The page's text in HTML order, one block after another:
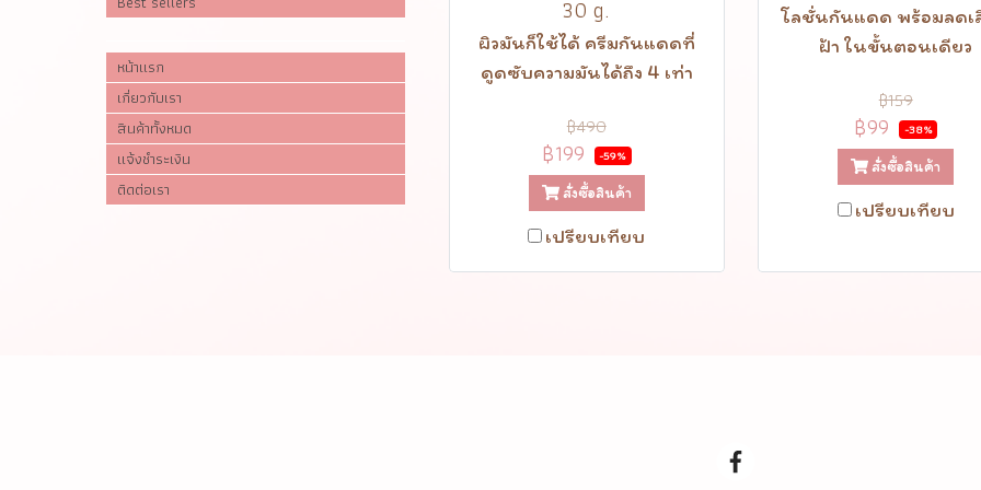
30 g.
ผิวมันก็ใช้ได้ ครีมกันแดดที่
ดูดซับความมันได้ถึง 4 เท่า
฿490
฿199 -59%
สั่งซื้อสินค้า
เปรียบเทียบ
โลชั่นกันแดด พร้อมลดเ
ฝ้า ในขั้นตอนเดียว
฿159
฿99 -38%
สั่งซื้อสินค้า
เปรียบเทียบ
หน้าแรก
เกี่ยวกับเรา
สินค้าทั้งหมด
แจ้งชำระเงิน
ติดต่อเรา